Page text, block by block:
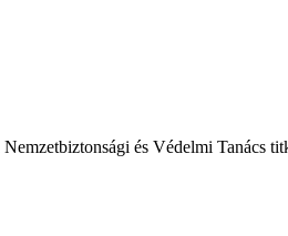
és Védelmi Tanács